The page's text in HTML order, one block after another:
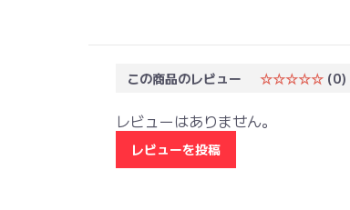
この商品のレビュー ☆☆☆☆☆ (0)
レビューはありません。
レビューを投稿